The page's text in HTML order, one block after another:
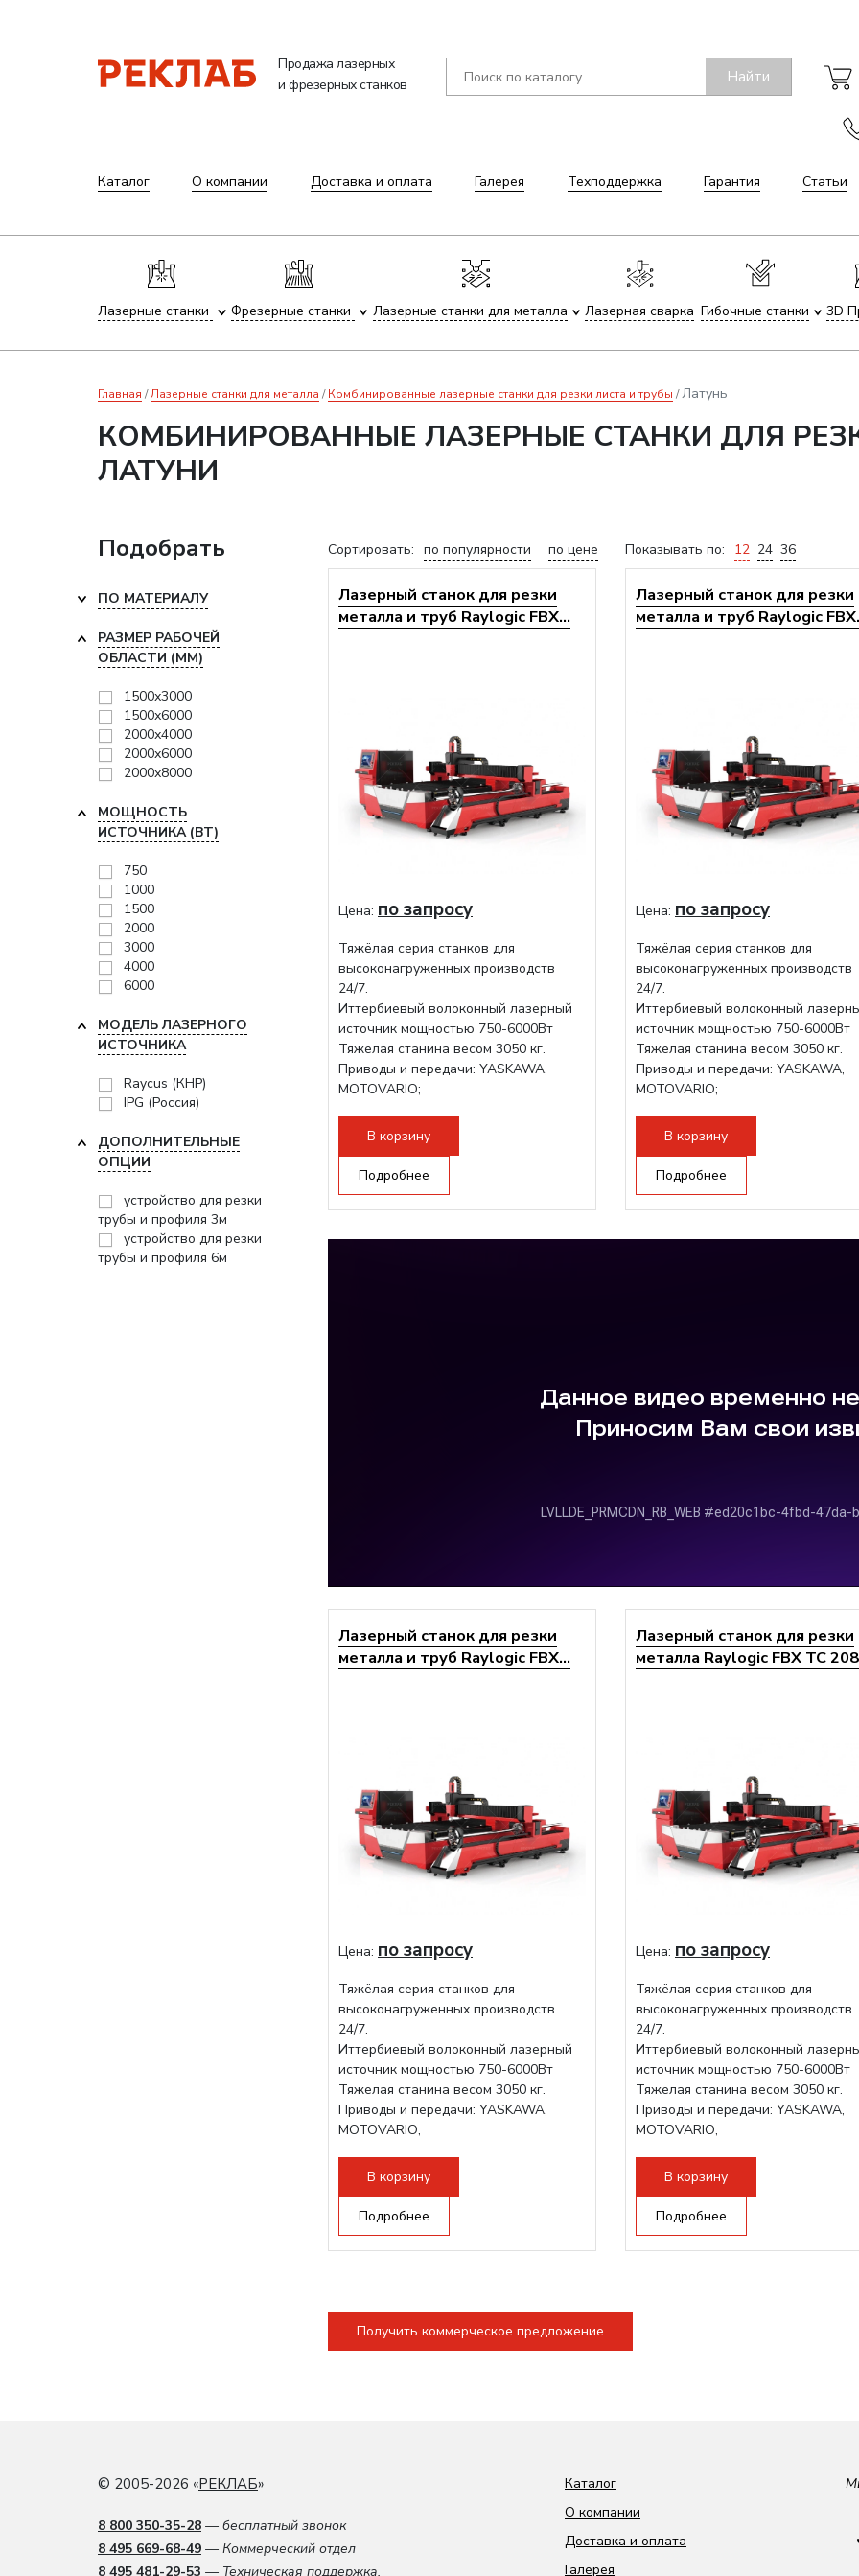
Продажа лазерных
и фрезерных станков
Найти
Каталог О компании Доставка и оплата Галерея Техподдержка Гарантия Статьи
Лазерные станки Фрезерные станки Лазерные станки для металла Лазерная сварка Гибочные станки 3D
Главная Лазерные станки для металла Комбинированные лазерные станки для резки листа и трубы Латунь
КОМБИНИРОВАННЫЕ ЛАЗЕРНЫЕ СТАНКИ ДЛЯ
ЛАТУНИ
Сортировать: по популярности по цене Показывать по: 12 24 36
Лазерный станок для резки
металла и труб Raylogic FBX...
Цена: по запросу
Тяжёлая серия станков для
высоконагруженных производств
24/7.
Иттербиевый волоконный лазерный
источник мощностью 750-6000Вт
Тяжелая станина весом 3050 кг.
Приводы и передачи: YASKAWA,
MOTOVARIO;
В корзину
Подробнее
Лазерный станок для резки
металла и труб Raylogic
Цена: по запросу
Тяжёлая серия станков для
высоконагруженных производств
24/7.
Иттербиевый волоконный
источник мощностью 750-6000Вт
Тяжелая станина весом 3050 кг.
Приводы и передачи: YASKAWA,
MOTOVARIO;
В корзину
Подробнее
Лазерный станок для резки
металла и труб Raylogic FBX...
Цена: по запросу
Тяжёлая серия станков для
высоконагруженных производств
24/7.
Иттербиевый волоконный лазерный
источник мощностью 750-6000Вт
Тяжелая станина весом 3050 кг.
Приводы и передачи: YASKAWA,
MOTOVARIO;
В корзину
Подробнее
Лазерный станок для резки
металла Raylogic FBX TC
Цена: по запросу
Тяжёлая серия станков для
высоконагруженных производств
24/7.
Иттербиевый волоконный
источник мощностью 750-6000Вт
Тяжелая станина весом 3050 кг.
Приводы и передачи: YASKAWA,
MOTOVARIO;
В корзину
Подробнее
Получить коммерческое предложение
Подобрать
ПО МАТЕРИАЛУ
РАЗМЕР РАБОЧЕЙ
ОБЛАСТИ (ММ)
1500х3000
1500х6000
2000х4000
2000х6000
2000х8000
МОЩНОСТЬ
ИСТОЧНИКА (ВТ)
750
1000
1500
2000
3000
4000
6000
МОДЕЛЬ ЛАЗЕРНОГО
ИСТОЧНИКА
Raycus (КНР)
IPG (Россия)
ДОПОЛНИТЕЛЬНЫЕ
ОПЦИИ
устройство для резки
трубы и профиля 3м
устройство для резки
трубы и профиля 6м
© 2005-2026 «РЕКЛАБ»
8 800 350-35-28 — бесплатный звонок
8 495 669-68-49 — Коммерческий отдел
8 495 481-29-53 — Техническая поддержка.
Каталог
О компании
Доставка и оплата
Галерея